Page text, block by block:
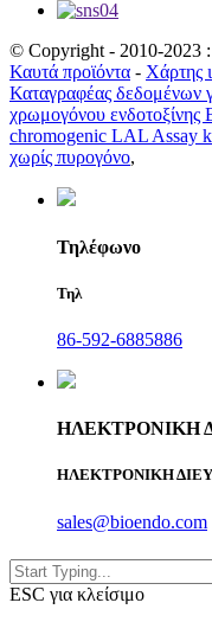
© Copyright - 2010-2023 :
Καυτά προϊόντα - Χάρτης
Καταγραφέας δεδομένων
χρωμογόνου ενδοτοξίνης
chromogenic LAL Assay
χωρίς πυρογόνο,
Τηλέφωνο
Τηλ
86-592-6885886
ΗΛΕΚΤΡΟΝΙΚΗ
ΗΛΕΚΤΡΟΝΙΚΗ
sales@bioendo.com
ESC για κλείσιμο